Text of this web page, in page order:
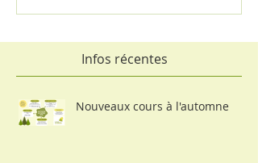
Infos récentes
Nouveaux cours à l'automne